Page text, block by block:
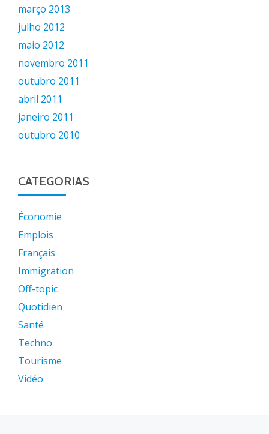
março 2013
julho 2012
maio 2012
novembro 2011
outubro 2011
abril 2011
janeiro 2011
outubro 2010
CATEGORIAS
Économie
Emplois
Français
Immigration
Off-topic
Quotidien
Santé
Techno
Tourisme
Vidéo